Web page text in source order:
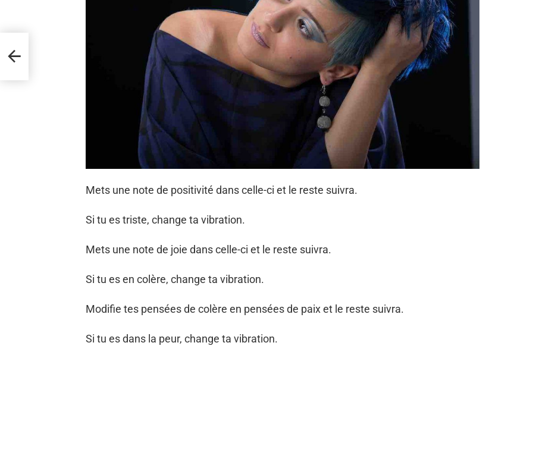
Mets une note de positivité dans celle-ci et le reste suivra.
Si tu es triste, change ta vibration.
Mets une note de joie dans celle-ci et le reste suivra.
Si tu es en colère, change ta vibration.
Modifie tes pensées de colère en pensées de paix et le reste suivra.
Si tu es dans la peur, change ta vibration.